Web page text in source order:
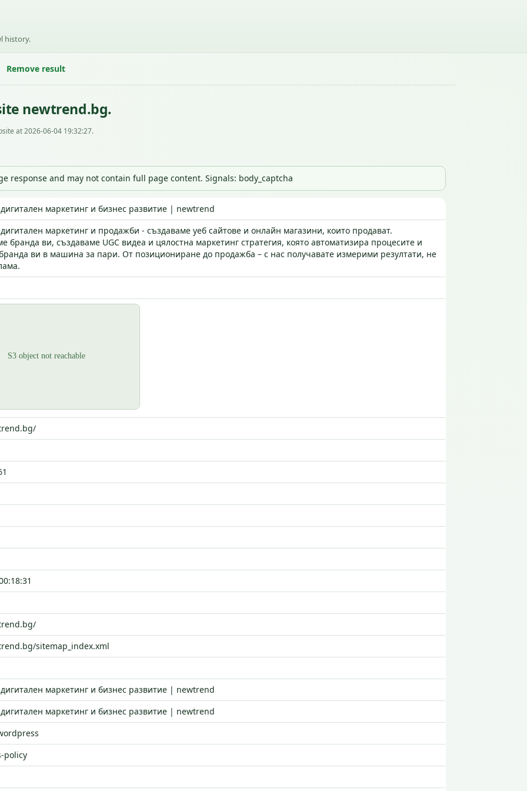
history.
Remove result
newtrend.bg.
at 2026-06-04 19:32:27.
response and may not contain full page content. Signals: body_captcha
маркетинг и бизнес развитие | newtrend
маркетинг и продажби - създаваме уеб сайтове и онлайн магазини, които продават.
бранда ви, създаваме UGC видеа и цялостна маркетинг стратегия, която автоматизира процесите и
ви в машина за пари. От позициониране до продажба – с нас получавате измерими резултати, не
sitemap_index.xml
маркетинг и бизнес развитие | newtrend
маркетинг и бизнес развитие | newtrend
policy